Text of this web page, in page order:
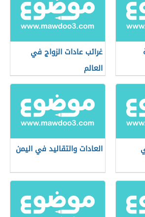
غرائب عادات الزواج في
العالم
العادات والتقاليد في اليمن